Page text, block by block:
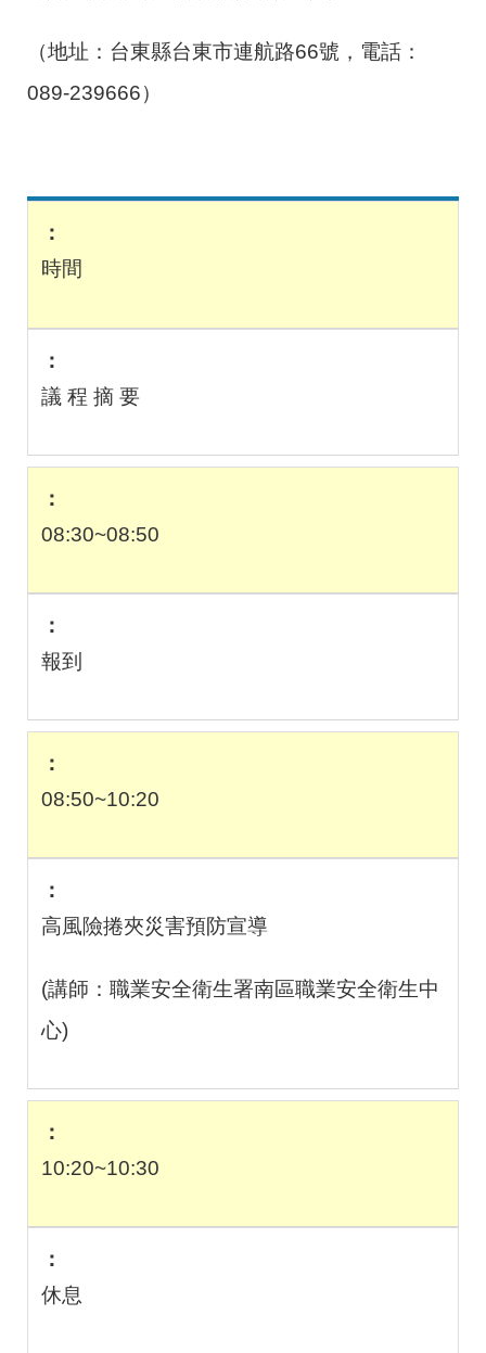
（地址：台東縣台東市連航路66號，電話：
089-239666）
時間
議 程 摘 要
08:30~08:50
報到
08:50~10:20
高風險捲夾災害預防宣導
(講師：職業安全衛生署南區職業安全衛生中
心)
10:20~10:30
休息